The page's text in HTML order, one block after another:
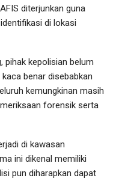
diterjunkan guna
di lokasi
pihak kepolisian belum
benar disebabkan
kemungkinan masih
forensik serta
di kawasan
ini dikenal memiliki
pun diharapkan dapat